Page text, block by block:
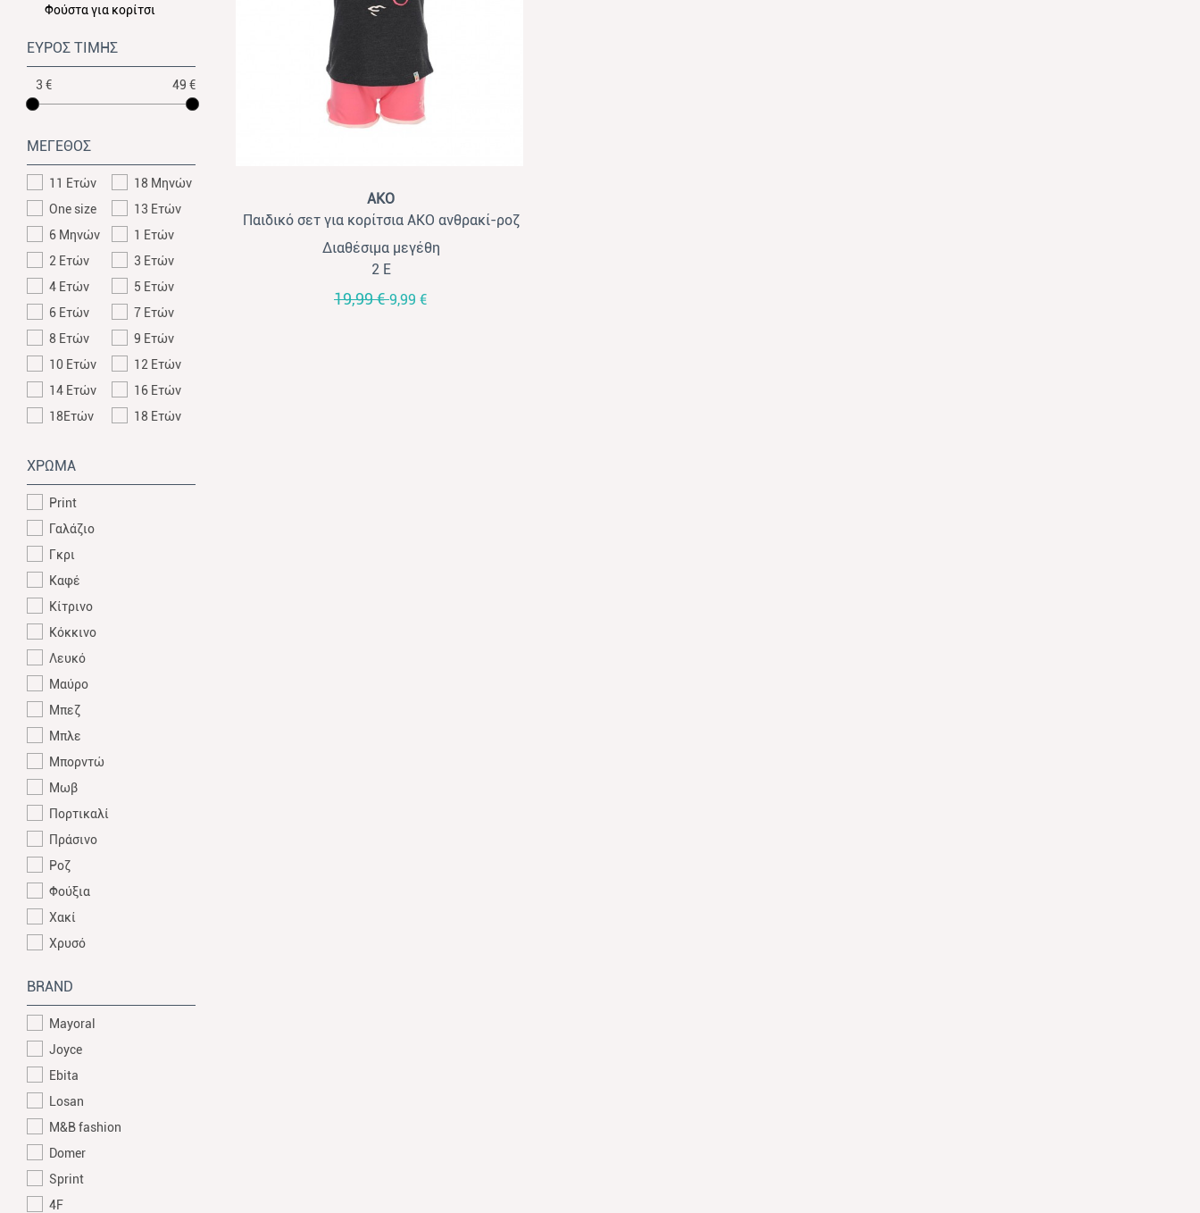
Φούστα για κορίτσι
ΕΥΡΟΣ ΤΙΜΗΣ
3 € 49 €
ΜΕΓΕΘΟΣ
11 Ετών
18 Μηνών
One size
13 Ετών
6 Μηνών
1 Ετών
2 Ετών
3 Ετών
4 Ετών
5 Ετών
6 Ετών
7 Ετών
8 Ετών
9 Ετών
10 Ετών
12 Ετών
14 Ετών
16 Ετών
18Ετών
18 Ετών
ΧΡΩΜΑ
Print
Γαλάζιο
Γκρι
Καφέ
Κίτρινο
Κόκκινο
Λευκό
Μαύρο
Μπεζ
Μπλε
Μπορντώ
Μωβ
Πορτικαλί
Πράσινο
Ροζ
Φούξια
Χακί
Χρυσό
BRAND
Mayoral
Joyce
Ebita
Losan
M&B fashion
Domer
Sprint
4F
AKO
Παιδικό σετ για κορίτσια ΑΚΟ ανθρακί-ροζ
με σορτς
Διαθέσιμα μεγέθη
2 Ε
19,99 €9,99 €